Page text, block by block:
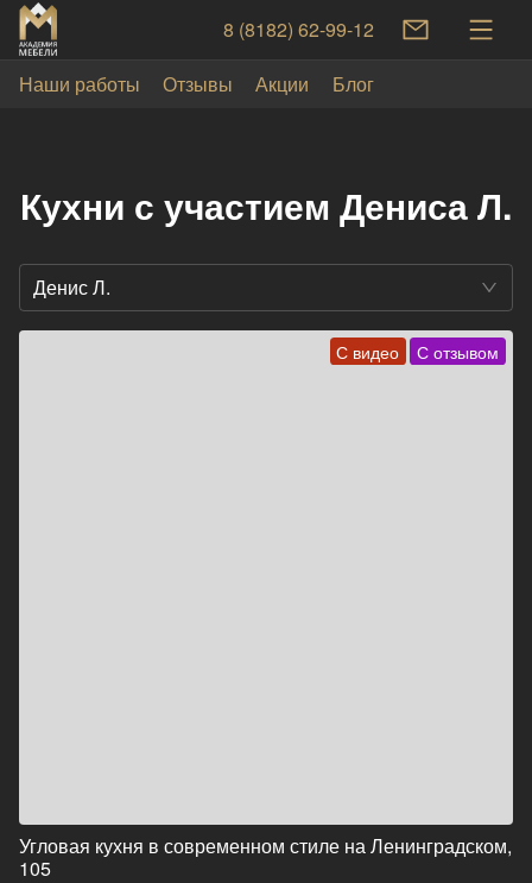
8 (8182) 62-99-12
Наши работы Отзывы Акции Блог
Кухни с участием Дениса Л.
Денис Л.
С видео С отзывом
Угловая кухня в современном стиле на Ленинградском,
105